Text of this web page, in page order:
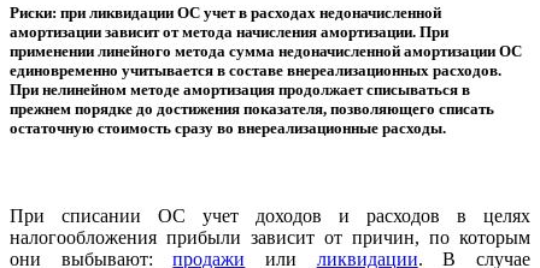
Риски: при ликвидации ОС учет в расходах недоначисленной
амортизации зависит от метода начисления амортизации. При
применении линейного метода сумма недоначисленной амортизации ОС
единовременно учитывается в составе внереализационных расходов.
При нелинейном методе амортизация продолжает списываться в
прежнем порядке до достижения показателя, позволяющего списать
остаточную стоимость сразу во внереализационные расходы.
При списании ОС учет доходов и расходов в целях
налогообложения прибыли зависит от причин, по которым
они выбывают:продажи или ликвидации. В случае